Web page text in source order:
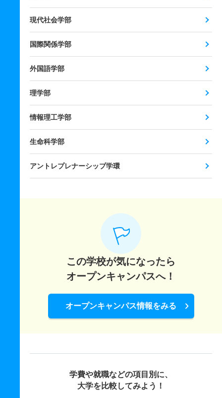
現代社会学部
国際関係学部
外国語学部
理学部
情報理工学部
生命科学部
アントレプレナーシップ学環
この学校が気になったら
オープンキャンパスへ！
オープンキャンパス情報をみる
学費や就職などの項目別に、
大学を比較してみよう！